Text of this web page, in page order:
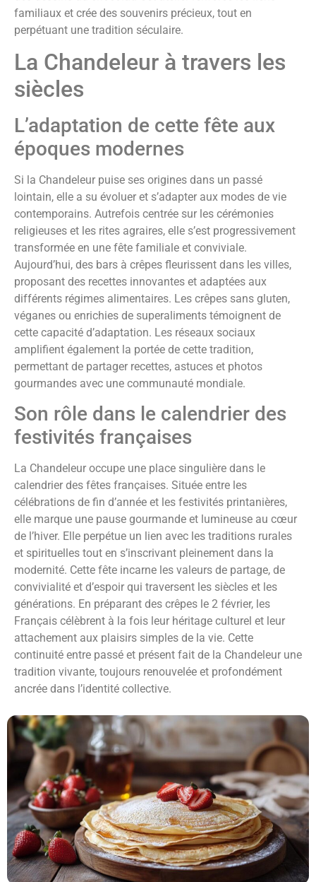
familiaux et crée des souvenirs précieux, tout en
perpétuant une tradition séculaire.
La Chandeleur à travers les
siècles
L’adaptation de cette fête aux
époques modernes
Si la Chandeleur puise ses origines dans un passé
lointain, elle a su évoluer et s’adapter aux modes de vie
contemporains. Autrefois centrée sur les cérémonies
religieuses et les rites agraires, elle s’est progressivement
transformée en une fête familiale et conviviale.
Aujourd’hui, des bars à crêpes fleurissent dans les villes,
proposant des recettes innovantes et adaptées aux
différents régimes alimentaires. Les crêpes sans gluten,
véganes ou enrichies de superaliments témoignent de
cette capacité d’adaptation. Les réseaux sociaux
amplifient également la portée de cette tradition,
permettant de partager recettes, astuces et photos
gourmandes avec une communauté mondiale.
Son rôle dans le calendrier des
festivités françaises
La Chandeleur occupe une place singulière dans le
calendrier des fêtes françaises. Située entre les
célébrations de fin d’année et les festivités printanières,
elle marque une pause gourmande et lumineuse au cœur
de l’hiver. Elle perpétue un lien avec les traditions rurales
et spirituelles tout en s’inscrivant pleinement dans la
modernité. Cette fête incarne les valeurs de partage, de
convivialité et d’espoir qui traversent les siècles et les
générations. En préparant des crêpes le 2 février, les
Français célèbrent à la fois leur héritage culturel et leur
attachement aux plaisirs simples de la vie. Cette
continuité entre passé et présent fait de la Chandeleur une
tradition vivante, toujours renouvelée et profondément
ancrée dans l’identité collective.